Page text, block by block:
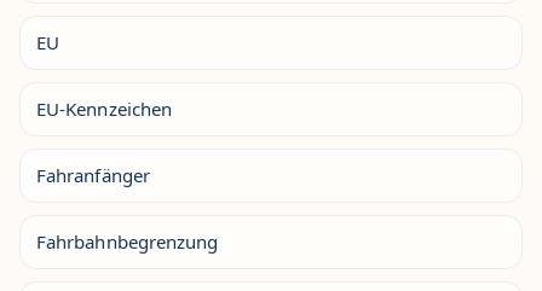
EU
EU-Kennzeichen
Fahranfänger
Fahrbahnbegrenzung